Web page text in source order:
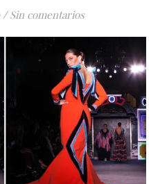
/ Sin comentarios